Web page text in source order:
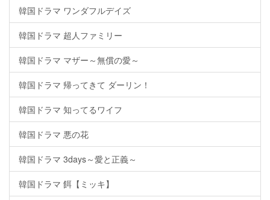
韓国ドラマ ワンダフルデイズ
韓国ドラマ 超人ファミリー
韓国ドラマ マザー～無償の愛～
韓国ドラマ 帰ってきて ダーリン！
韓国ドラマ 知ってるワイフ
韓国ドラマ 悪の花
韓国ドラマ 3days～愛と正義～
韓国ドラマ 餌【ミッキ】